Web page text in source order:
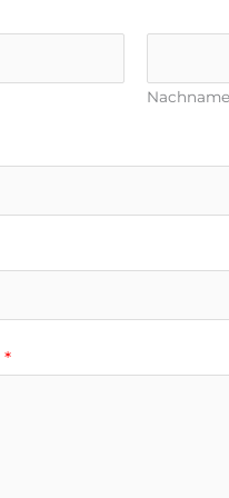
Nachname
*